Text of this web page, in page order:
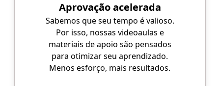
Aprovação acelerada
Sabemos que seu tempo é valioso.
Por isso, nossas videoaulas e
materiais de apoio são pensados
para otimizar seu aprendizado.
Menos esforço, mais resultados.